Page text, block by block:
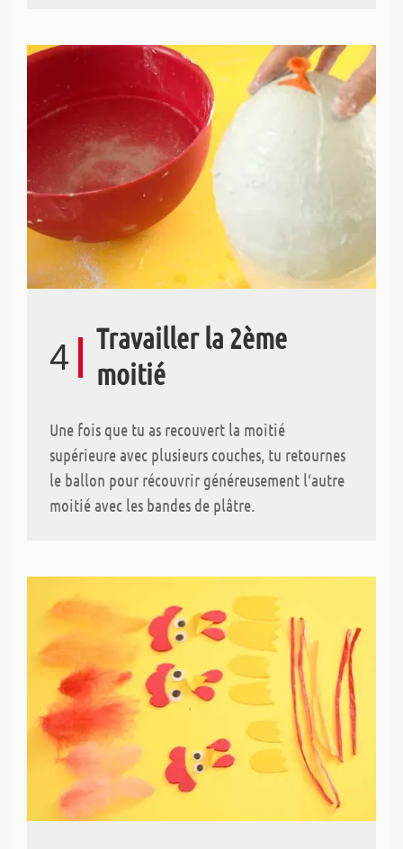
4
Travailler la 2ème
moitié
Une fois que tu as recouvert la moitié
supérieure avec plusieurs couches, tu retournes
le ballon pour récouvrir généreusement l‘autre
moitié avec les bandes de plâtre.